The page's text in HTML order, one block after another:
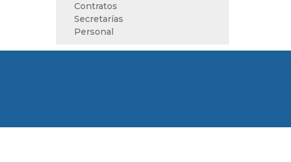
Contratos
Secretarías
Personal